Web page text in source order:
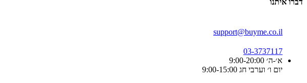
דברו איתנו
support@buyme.co.il
03-3737117
א׳-ה׳ 9:00-20:00
יום ו׳ וערבי חג 9:00-15:00